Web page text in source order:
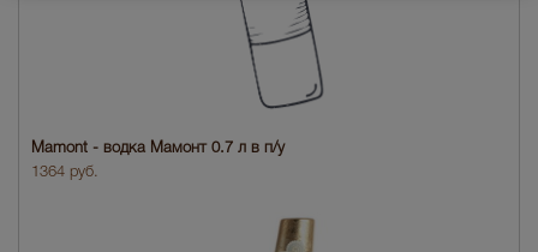
Mamont - водка Мамонт 0.7 л в п/у
1364 руб.